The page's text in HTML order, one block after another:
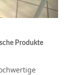
Produkte